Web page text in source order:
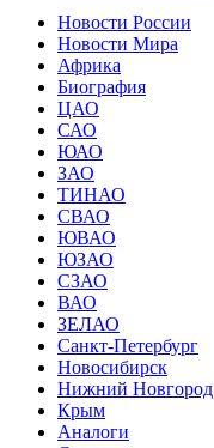
Новости России
Новости Мира
Африка
Биография
ЦАО
САО
ЮАО
ЗАО
ТИНАО
СВАО
ЮВАО
ЮЗАО
СЗАО
ВАО
ЗЕЛАО
Санкт-Петербург
Новосибирск
Нижний Новгород
Крым
Аналоги